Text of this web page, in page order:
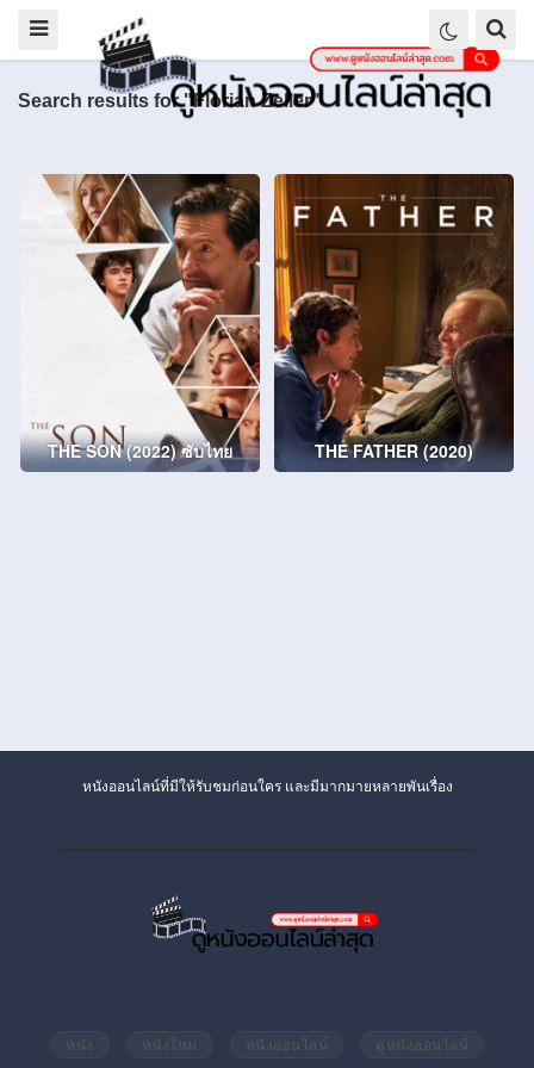
Search results for "Florian Zeller"
THE SON (2022) ซับไทย THE FATHER (2020)
หนังออนไลน์ที่มีให้รับชมก่อนใคร และมีมากมายหลายพันเรื่อง
หนัง หนังใหม่ หนังออนไลน์ ดูหนังออนไลน์